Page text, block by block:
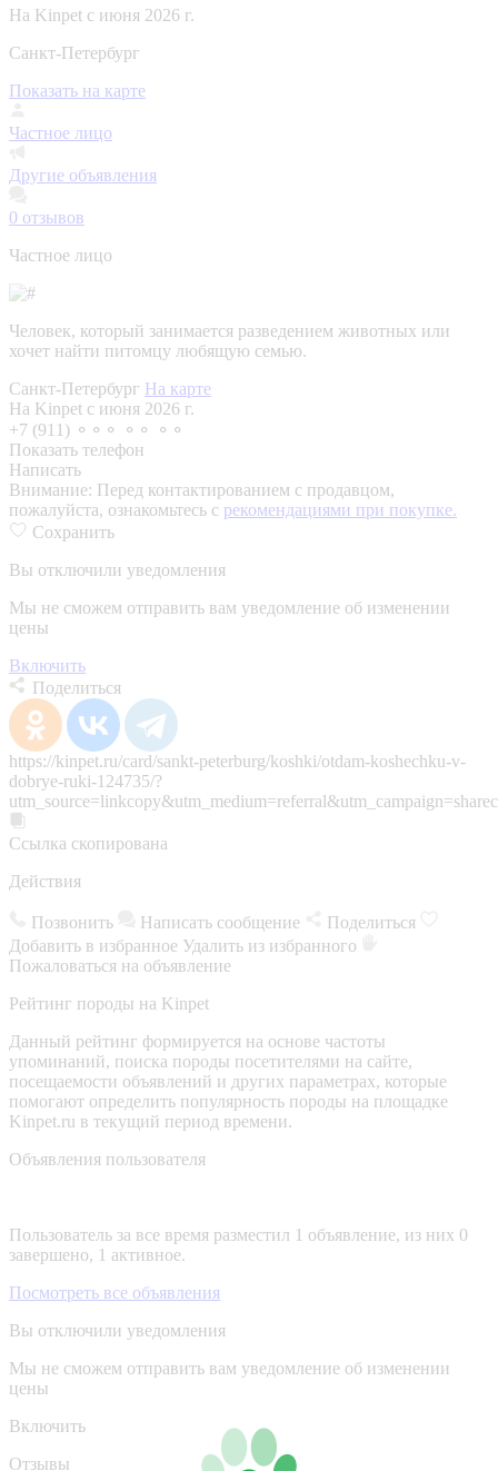
На Kinpet c июня 2026 г.
Санкт-Петербург
Показать на карте
Частное лицо
Другие объявления
0 отзывов
Частное лицо
Человек, который занимается разведением животных или
хочет найти питомцу любящую семью.
Санкт-Петербург На карте
На Kinpet c июня 2026 г.
+7 (911) ⚬⚬⚬ ⚬⚬ ⚬⚬
Показать телефон
Написать
Внимание: Перед контактированием с продавцом,
пожалуйста, ознакомьтесь с рекомендациями при покупке.
Сохранить
Вы отключили уведомления
Мы не сможем отправить вам уведомление об изменении
цены
Включить
Поделиться
https://kinpet.ru/card/sankt-peterburg/koshki/otdam-koshechku-v-
dobrye-ruki-124735/?
Ссылка скопирована
Действия
Позвонить Написать сообщение
Поделиться
Добавить в избранное Удалить из избранного
Пожаловаться на объявление
Рейтинг породы на Kinpet
Данный рейтинг формируется на основе частоты
упоминаний, поиска породы посетителями на сайте,
посещаемости объявлений и других параметрах, которые
помогают определить популярность породы на площадке
Kinpet.ru в текущий период времени.
Объявления пользователя
Пользователь за все время разместил 1 объявление, из них 0
завершено, 1 активное.
Посмотреть все объявления
Вы отключили уведомления
Мы не сможем отправить вам уведомление об изменении
цены
Включить
Отзывы